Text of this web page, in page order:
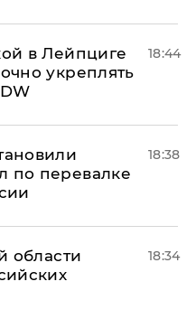
в Лейпциге
укреплять
18:44
по перевалке
18:38
области
18:34